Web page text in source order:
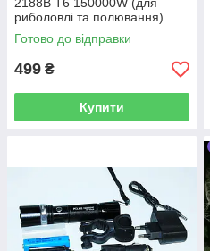
риболовлі та полювання)
Готово до відправки
499 ₴
Купити